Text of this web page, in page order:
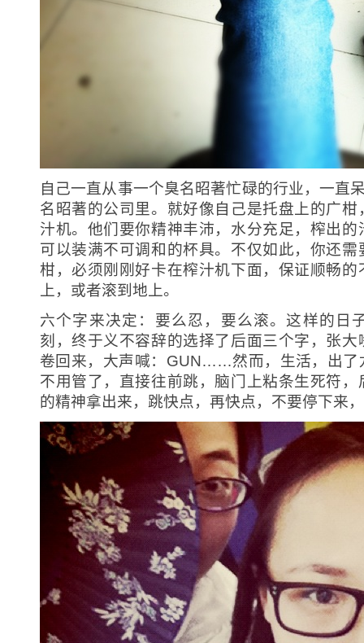
自己一直从事一个臭名昭著忙碌的行业，一直
名昭著的公司里。就好像自己是托盘上的广
汁机。他们要你精神丰沛，水分充足，榨出
可以装满不可调和的杯具。不仅如此，你还
柑，必须刚刚好卡在榨汁机下面，保证顺畅
上，或者滚到地上。
六个字来决定：要么忍，要么滚。这样的日
刻，终于义不容辞的选择了后面三个字，张
卷回来，大声喊：GUN……然而，生活，出了
不用管了，直接往前跳，脑门上粘条生死符
的精神拿出来，跳快点，再快点，不要停下来